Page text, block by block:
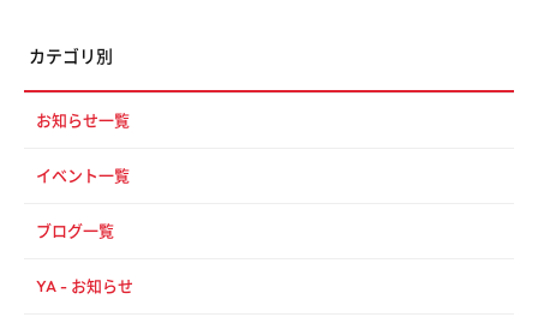
カテゴリ別
お知らせ一覧
イベント一覧
ブログ一覧
YA - お知らせ